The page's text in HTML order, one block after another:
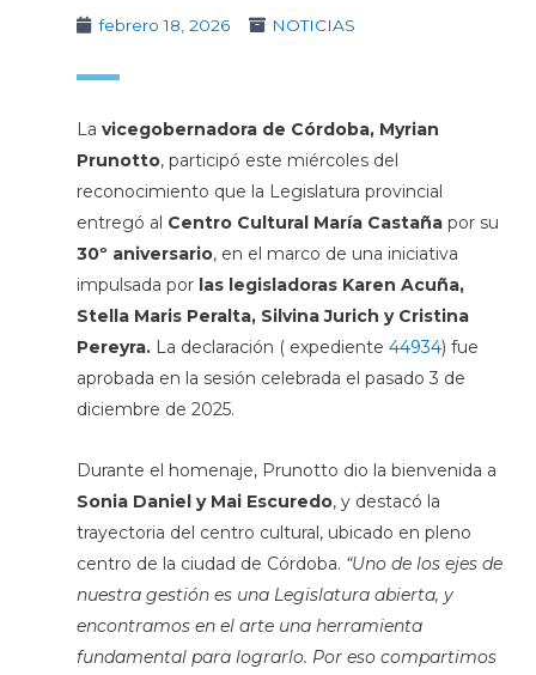
febrero 18, 2026
NOTICIAS
La vicegobernadora de Córdoba, Myrian
Prunotto, participó este miércoles del
reconocimiento que la Legislatura provincial
entregó al Centro Cultural María Castañapor su
30º aniversario, en el marco de una iniciativa
impulsada porlas legisladoras Karen Acuña,
Stella Maris Peralta, Silvina Jurich y Cristina
Pereyra.La declaración ( expediente 44934) fue
aprobada en la sesión celebrada el pasado 3 de
diciembre de 2025.
Durante el homenaje, Prunotto dio la bienvenida a
Sonia Daniel y Mai Escuredo, y destacó la
trayectoria del centro cultural, ubicado en pleno
centro de la ciudad de Córdoba. “Uno de los ejes de
nuestra gestión es una Legislatura abierta, y
encontramos en el arte una herramienta
fundamental para lograrlo. Por eso compartimos